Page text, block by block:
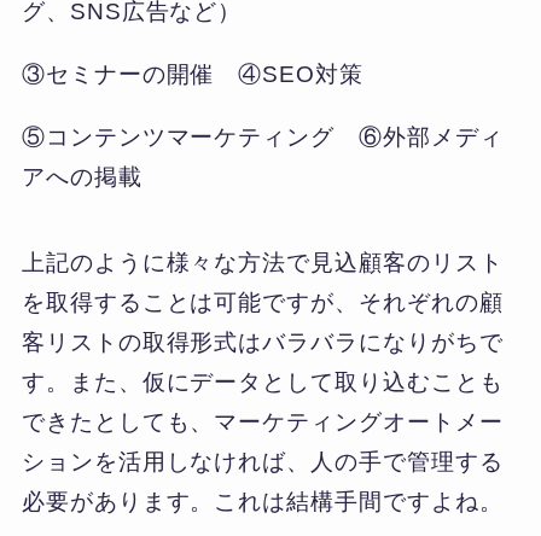
グ、SNS広告など）
③セミナーの開催 ④SEO対策
⑤コンテンツマーケティング ⑥外部メディ
アへの掲載
上記のように様々な方法で見込顧客のリスト
を取得することは可能ですが、それぞれの顧
客リストの取得形式はバラバラになりがちで
す。また、仮にデータとして取り込むことも
できたとしても、マーケティングオートメー
ションを活用しなければ、人の手で管理する
必要があります。これは結構手間ですよね。